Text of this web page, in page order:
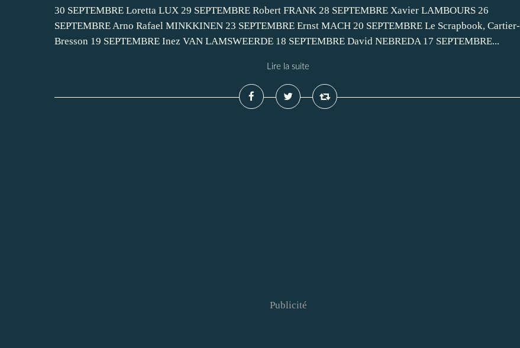
30 SEPTEMBRE Loretta LUX 29 SEPTEMBRE Robert FRANK 28 SEPTEMBRE Xavier LAMBOURS 26
SEPTEMBRE Arno Rafael MINKKINEN 23 SEPTEMBRE Ernst MACH 20 SEPTEMBRE Le Scrapbook, Cartier-
Bresson 19 SEPTEMBRE Inez VAN LAMSWEERDE 18 SEPTEMBRE David NEBREDA 17 SEPTEMBRE...
Lire la suite
Publicité